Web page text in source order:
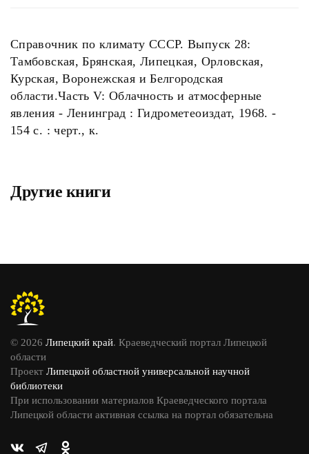
Справочник по климату СССР. Выпуск 28:
Тамбовская, Брянская, Липецкая, Орловская,
Курская, Воронежская и Белгородская
области.Часть V: Облачность и атмосферные
явления - Ленинград : Гидрометеоиздат, 1968. -
154 с. : черт., к.
Другие книги
© 2026 Липецкий край. Краеведческий портал Липецкой
области
Проект Липецкой областной универсальной научной
библиотеки
При использовании материалов Краеведческого портала
Липецкой области активная ссылка на портал обязательна